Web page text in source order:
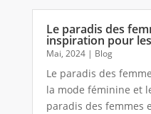
Le paradis des
inspiration pour
Mai, 2024| Blog
Le paradis des
la mode féminine et
paradis des femmes